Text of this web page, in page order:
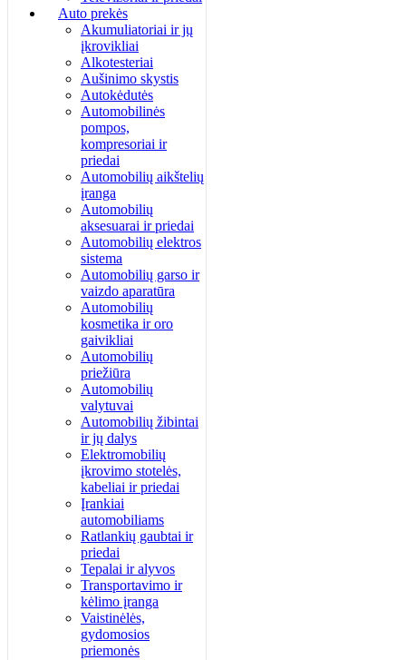
Auto prekės
Akumuliatoriai ir jų
įkrovikliai
Alkotesteriai
Aušinimo skystis
Autokėdutės
Automobilinės
pompos,
kompresoriai ir
priedai
Automobilių aikštelių
įranga
Automobilių
aksesuarai ir priedai
Automobilių elektros
sistema
Automobilių garso ir
vaizdo aparatūra
Automobilių
kosmetika ir oro
gaivikliai
Automobilių
priežiūra
Automobilių
valytuvai
Automobilių žibintai
ir jų dalys
Elektromobilių
įkrovimo stotelės,
kabeliai ir priedai
Įrankiai
automobiliams
Ratlankių gaubtai ir
priedai
Tepalai ir alyvos
Transportavimo ir
kėlimo įranga
Vaistinėlės,
gydomosios
priemonės